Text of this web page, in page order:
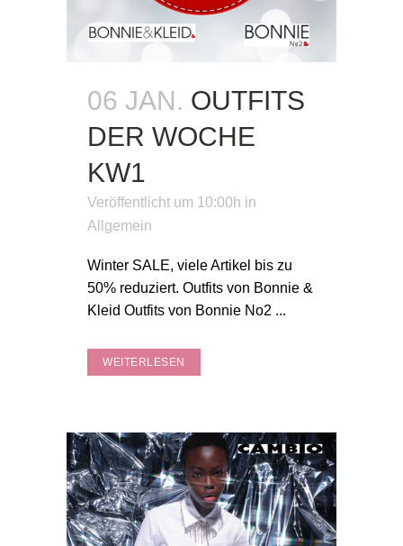
06 JAN. OUTFITS
DER WOCHE
KW1
Veröffentlicht um 10:00h in
Allgemein
Winter SALE, viele Artikel bis zu
50% reduziert. Outfits von Bonnie &
Kleid Outfits von Bonnie No2 ...
WEITERLESEN